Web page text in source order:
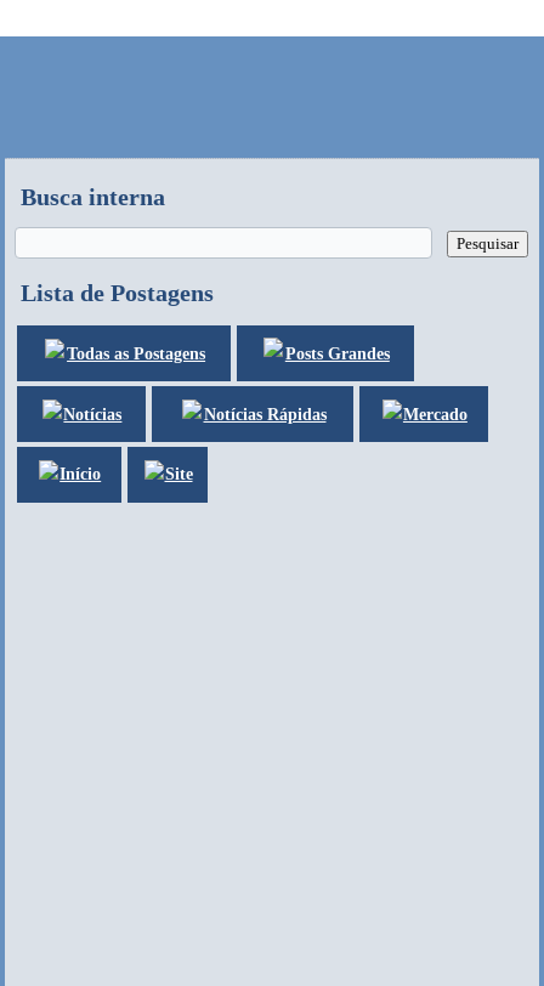
Busca interna
Lista de Postagens
Todas as Postagens Posts Grandes
Notícias Notícias Rápidas Mercado
Início Site